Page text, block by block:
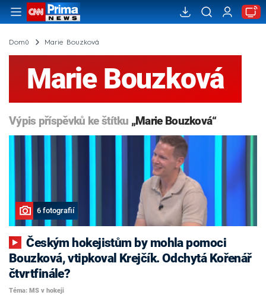
Domů Marie Bouzková
Marie Bouzková
Výpis příspěvků ke štítku „Marie Bouzková“
6 fotografií
Českým hokejistům by mohla pomoci
Bouzková, vtipkoval Krejčík. Odchytá Kořenář
čtvrtfinále?
Téma: MS v hokeji